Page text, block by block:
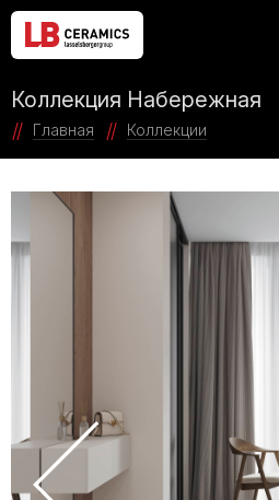
Коллекция Набережная
Главная Коллекции